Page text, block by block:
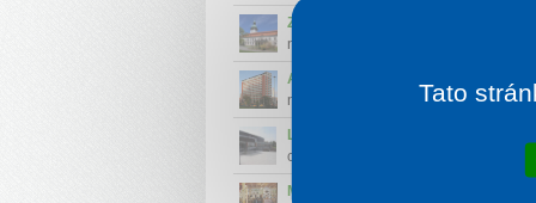
Zámek Vsetín
nejstarší historickou budovou města...
Areál Baťových závodů
nastal po revoluci během 90. let...
Lázně Zlín
celou rodinu....
Muzeum lidových pálenic
Tato